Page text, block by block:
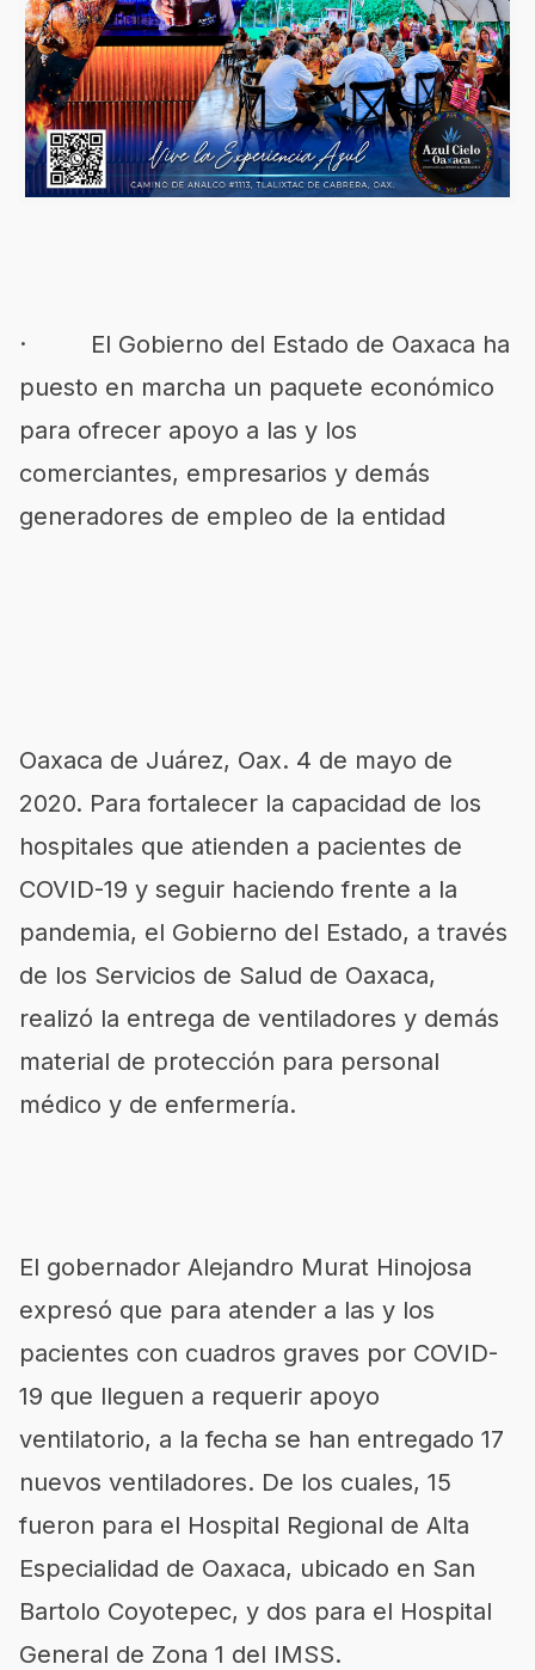
· El Gobierno del Estado de Oaxaca ha
puesto en marcha un paquete económico
para ofrecer apoyo a las y los
comerciantes, empresarios y demás
generadores de empleo de la entidad
Oaxaca de Juárez, Oax. 4 de mayo de
2020. Para fortalecer la capacidad de los
hospitales que atienden a pacientes de
COVID-19 y seguir haciendo frente a la
pandemia, el Gobierno del Estado, a través
de los Servicios de Salud de Oaxaca,
realizó la entrega de ventiladores y demás
material de protección para personal
médico y de enfermería.
El gobernador Alejandro Murat Hinojosa
expresó que para atender a las y los
pacientes con cuadros graves por COVID-
19 que lleguen a requerir apoyo
ventilatorio, a la fecha se han entregado 17
nuevos ventiladores. De los cuales, 15
fueron para el Hospital Regional de Alta
Especialidad de Oaxaca, ubicado en San
Bartolo Coyotepec, y dos para el Hospital
General de Zona 1 del IMSS.